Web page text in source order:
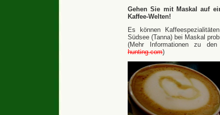
Gehen Sie mit Maskal auf
Kaffee-Welten!
Es können
Südsee (Tanna) bei Maskal
(Mehr Informationen zu
hunting.com)